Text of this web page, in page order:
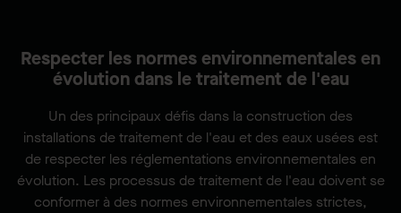
Respecter les normes environnementales en
évolution dans le traitement de l'eau
Un des principaux défis dans la construction des
installations de traitement de l'eau et des eaux usées est
de respecter les réglementations environnementales en
évolution. Les processus de traitement de l'eau doivent se
conformer à des normes environnementales strictes,